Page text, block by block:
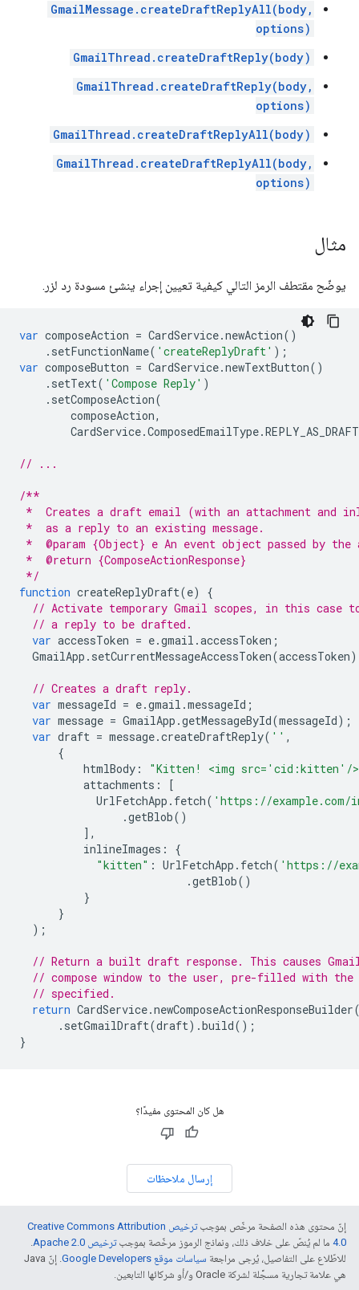
GmailMessage.createDraftReplyAll(body,
options)
GmailThread.createDraftReply(body)
GmailThread.createDraftReply(body,
options)
GmailThread.createDraftReplyAll(body)
GmailThread.createDraftReplyAll(body,
options)
مثال
يوضّح مقتطف الرمز التالي كيفية تعيين إجراء ينشئ مسودة رد لزر.
var composeAction = CardService.newAction()
. setFunctionName( 'createReplyDraft' );
var composeButton = CardService.newTextButton()
. setText( 'Compose Reply' )
. setComposeAction(
composeAction,
CardService.ComposedEmailType.REPLY_AS_DRAFT
// ...
/**
*  Creates a draft email (with an attachment and
*  as a reply to an existing message.
*  @param {Object} e An event object passed by
*  @return {ComposeActionResponse}
*/
function createReplyDraft(e)
{
// Activate temporary Gmail scopes, in this case
// a reply to be drafted.
var accessToken = e.gmail .accessToken ;
GmailApp . setCurrentMessageAccessToken(accessToken
// Creates a draft reply.
var messageId = e.gmail .messageId ;
var message = GmailApp .getMessageById(messageId);
var draft = message.createDraftReply( '' ,
{
htmlBody :
"Kitten! <img src='cid:kitten'/
attachments :
[
UrlFetchApp . fetch( 'https://example.com/
.getBlob()
],
inlineImages :
{
"kitten" : UrlFetchApp . fetch( 'https://
.getBlob()
}
}
);
// Return a built draft response. This causes
// compose window to the user, pre-filled with the
// specified.
return CardService.newComposeActionResponseBuilder
. setGmailDraft(draft).build();
}
هل كان المحتوى مفيدًا؟
إرسال ملاحظات
إنّ محتوى هذه الصفحة مرخّص بموجب
ترخيص Creative Commons Attribution
4.0‏ ما لم يُنصّ على خلاف ذلك، ونماذج الرموز مرخّصة بموجبترخيص Apache 2.0‏
.
للاطّلاع على التفاصيل، يُرجى مراجعة سياسات موقع Google Developers‏
. إنّ Java
هي علامة تجارية مسجَّلة لشركة Oracle و/أو شركائها التابعين.